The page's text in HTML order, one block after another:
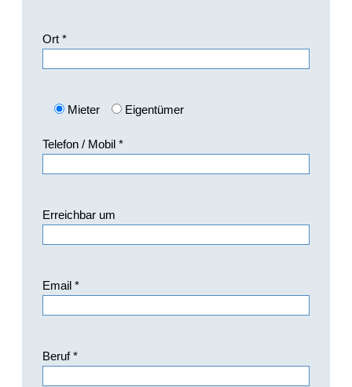
Ort *
Mieter Eigentümer
Telefon / Mobil *
Erreichbar um
Email *
Beruf *